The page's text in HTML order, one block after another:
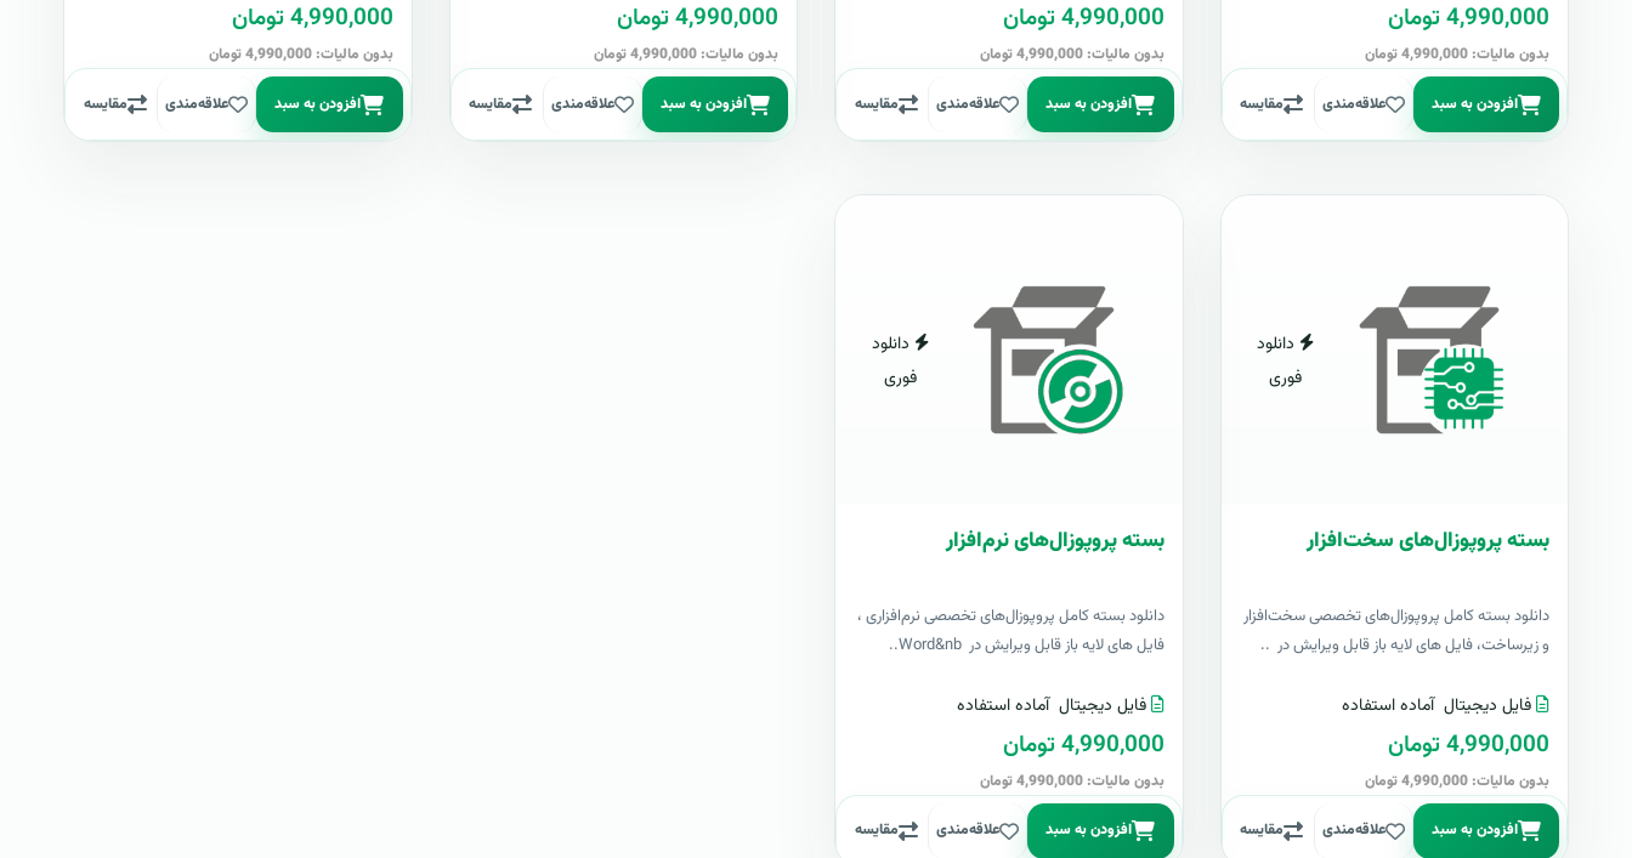
4,990,000 تومان
بدون مالیات: 4,990,000 تومان
افزودن به سبد علاقه‌مندی مقایسه
4,990,000 تومان
بدون مالیات: 4,990,000 تومان
افزودن به سبد علاقه‌مندی مقایسه
4,990,000 تومان
بدون مالیات: 4,990,000 تومان
افزودن به سبد علاقه‌مندی مقایسه
4,990,000 تومان
بدون مالیات: 4,990,000 تومان
افزودن به سبد علاقه‌مندی مقایسه
دانلود
فوری
بسته پروپوزال‌های سخت‌افزار
دانلود بسته کامل پروپوزال‌های تخصصی سخت‌افزار
و زیرساخت، فایل های لایه باز قابل ویرایش در ..
فایل دیجیتال آماده استفاده
4,990,000 تومان
بدون مالیات: 4,990,000 تومان
افزودن به سبد علاقه‌مندی مقایسه
دانلود
فوری
بسته پروپوزال‌های نرم‌افزار
دانلود بسته کامل پروپوزال‌های تخصصی نرم‌افزاری ،
فایل های لایه باز قابل ویرایش در Word&nb..
فایل دیجیتال آماده استفاده
4,990,000 تومان
بدون مالیات: 4,990,000 تومان
افزودن به سبد علاقه‌مندی مقایسه